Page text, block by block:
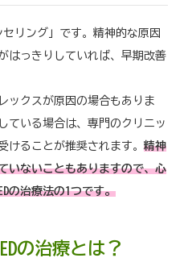
セリング」です。精神的な原因
はっきりしていれば、早期改善
ックスが原因の場合もありま
ている場合は、専門のクリニッ
けることが推奨されます。 精神
いないこともありますので、心
の治療法の1つです。
の治療とは？